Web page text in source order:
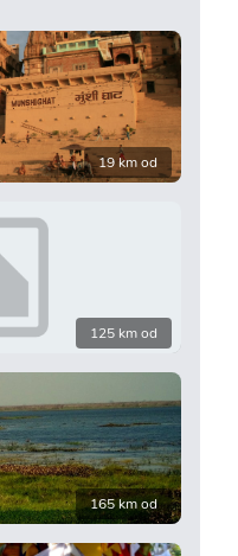
19 km od
125 km od
165 km od